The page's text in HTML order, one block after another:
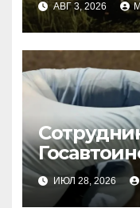
АВГ 3, 2026
ИЮЛ 28, 2026